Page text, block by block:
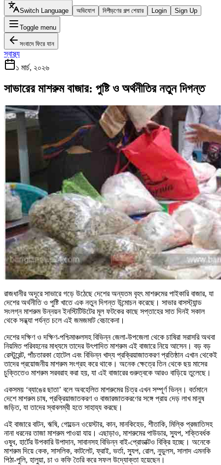
Switch Language অভিযোগ নিপীড়ণের গল্প শেয়ার Login Sign Up
Toggle menu
সংবাদে ফিরে যান
স্বাস্থ্য
১ মার্চ, ২০২৬
সাভারের মাশরুম বাজার: পুষ্টি ও অর্থনীতির নতুন দিগন্ত
রাজধানীর অদূরে সাভারে গড়ে উঠেছে দেশের অন্যতম বৃহৎ মাশরুমের পাইকারি বাজার, যা
দেশের অর্থনীতি ও পুষ্টি খাতে এক নতুন দিগন্ত উন্মোচন করেছে। সাভার বাসস্ট্যান্ড
সংলগ্ন মাশরুম উন্নয়ন ইনস্টিটিউটের মূল ফটকের কাছে সপ্তাহের সাত দিনই সকাল
থেকে সন্ধ্যা পর্যন্ত চলে এই জমজমাট বেচাকেনা।
দেশের দক্ষিণ ও দক্ষিণ-পশ্চিমাঞ্চলসহ বিভিন্ন জেলা-উপজেলা থেকে চাষিরা সরাসরি অথবা
নিয়মিত পরিবহনের মাধ্যমে তাদের উৎপাদিত মাশরুম এই বাজারে নিয়ে আসেন। বড় বড়
রেস্টুরেন্ট, পাঁচতারকা হোটেল এবং বিভিন্ন খাদ্য প্রক্রিয়াজাতকরণ প্রতিষ্ঠান এখান থেকেই
তাদের প্রয়োজনীয় মাশরুম সংগ্রহ করে থাকে। অনেক ক্ষেত্রে তিন থেকে ছয় মাসের
চুক্তিতেও মাশরুম সরবরাহ করা হয়, যা এই বাজারের গুরুত্বকে আরও বাড়িয়ে তুলেছে।
একসময় ‘ব্যাঙের ছাতা’ বলে অবহেলিত মাশরুমের চিত্র এখন সম্পূর্ণ ভিন্ন। বর্তমানে
দেশে মাশরুম চাষ, প্রক্রিয়াজাতকরণ ও বাজারজাতকরণের সঙ্গে প্রায় দেড় লাখ মানুষ
জড়িত, যা তাদের স্বাবলম্বী হতে সাহায্য করছে।
এই বাজারে বাটন, ঋষি, গোল্ডেন ওয়েস্টার, কান, মানকিহেড, শীতাকি, মিল্কি প্রজাতিসহ
নানা ধরনের তাজা মাশরুম পাওয়া যায়। এছাড়াও, মাশরুমের পাউডার, স্যুপ, শক্তিবর্ধক
ওষুধ, হার্টের উপকারি উপাদান, সাবানসহ বিভিন্ন বাই-প্রোডাক্টও বিক্রি হচ্ছে। অনেকে
মাশরুম দিয়ে কেক, সাসলিক, কাটলেট, ফ্রাই, ভর্তা, স্যুপ, রোল, নুডুলস, সালাদ এমনকি
পিঠা-পুলি, হালুয়া, চা ও কফি তৈরি করে সফল উদ্যোক্তা হয়েছেন।